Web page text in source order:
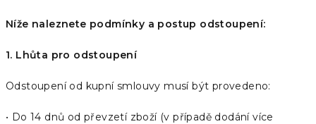
Níže naleznete podmínky a postup odstoupení:
1. Lhůta pro odstoupení
Odstoupení od kupní smlouvy musí být provedeno:
• Do 14 dnů od převzetí zboží (v případě dodání více